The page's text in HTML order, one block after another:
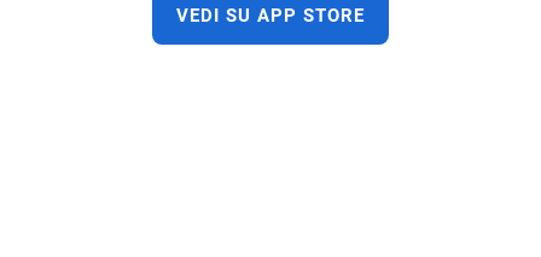
VEDI SU APP STORE